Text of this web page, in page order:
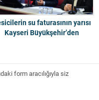
su faturasının yarısı
Kayseri Büyükşehir’den
form aracılığıyla siz